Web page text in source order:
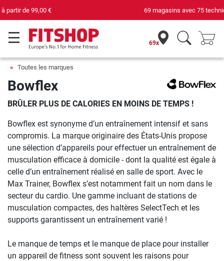
69 magasins avec 75 techniciens
69x
Toutes les marques
Bowflex
BRÛLER PLUS DE CALORIES EN MOINS DE TEMPS !
Bowflex est synonyme d’un entraînement intensif et sans
compromis. La marque originaire des États-Unis propose
une sélection d’appareils pour effectuer un entraînement de
musculation efficace à domicile - dont la qualité est égale à
celle d’un entraînement réalisé en salle de sport. Avec le
Max Trainer, Bowflex s’est notamment fait un nom dans le
secteur du cardio. Une gamme incluant de stations de
musculation compactes, des haltères SelectTech et les
supports garantissent un entraînement varié !
Le manque de temps et le manque de place pour installer
un appareil de fitness sont souvent les raisons pour